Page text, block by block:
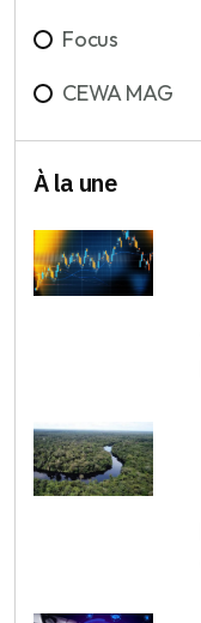
Focus
CEWA MAG
À la une